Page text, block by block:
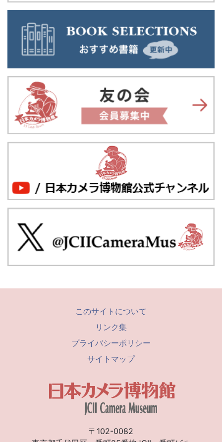
このサイトについて
リンク集
プライバシーポリシー
サイトマップ
〒102-0082